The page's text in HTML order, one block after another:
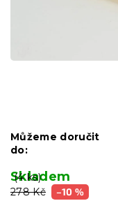
278 Kč –10 %
Skladem
(4 ks)
Můžeme doručit
do: